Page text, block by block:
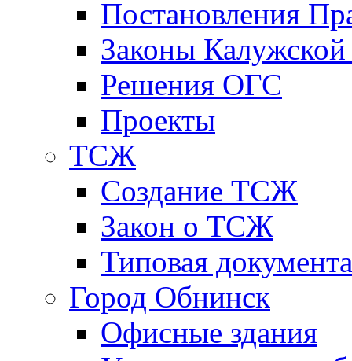
Постановления
Законы Калужской
Решения ОГС
Проекты
ТСЖ
Создание ТСЖ
Закон о ТСЖ
Типовая
Город Обнинск
Офисные здания